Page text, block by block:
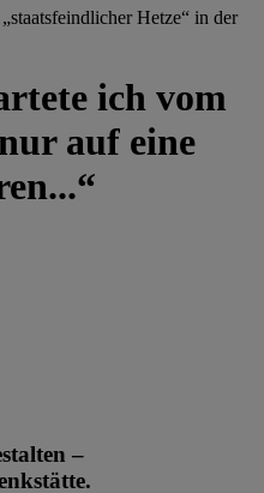
Hetze“ in der
ich vom
auf eine
–